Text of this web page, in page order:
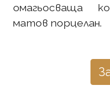
омагьосваща
матов порцелан.